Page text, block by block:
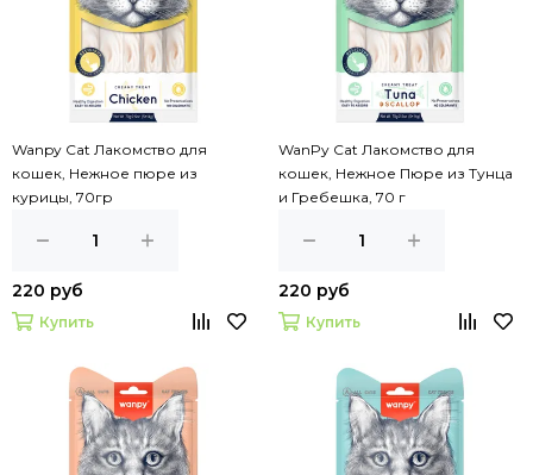
Wanpy Cat Лакомство для
кошек, Нежное пюре из
курицы, 70гр
220 руб
Купить
WanPy Cat Лакомство для
кошек, Нежное Пюре из Тунца
и Гребешка, 70 г
220 руб
Купить